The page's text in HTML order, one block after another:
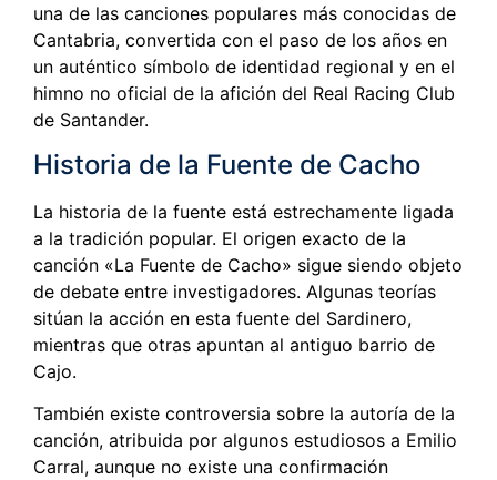
una de las canciones populares más conocidas de
Cantabria, convertida con el paso de los años en
un auténtico símbolo de identidad regional y en el
himno no oficial de la afición del Real Racing Club
de Santander.
Historia de la Fuente de Cacho
La historia de la fuente está estrechamente ligada
a la tradición popular. El origen exacto de la
canción «La Fuente de Cacho» sigue siendo objeto
de debate entre investigadores. Algunas teorías
sitúan la acción en esta fuente del Sardinero,
mientras que otras apuntan al antiguo barrio de
Cajo.
También existe controversia sobre la autoría de la
canción, atribuida por algunos estudiosos a Emilio
Carral, aunque no existe una confirmación